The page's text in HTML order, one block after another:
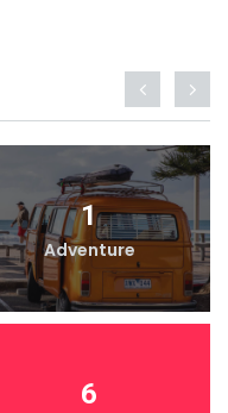
1
Adventure
6